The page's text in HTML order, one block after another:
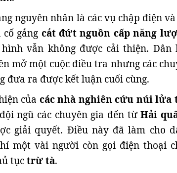
nguyên nhân là các vụ chập điện
gắng cắt đứt nguồn cấp năng
vẫn không được cải thiện. Dân
mở một cuộc điều tra nhưng các
đưa ra được kết luận cuối cùng.
của các nhà nghiên cứu núi lửa
ngũ các chuyên gia đến từHải
giải quyết. Điều này đã làm cho
một vài người còn gọi điện thoại
tụctrừ tà.